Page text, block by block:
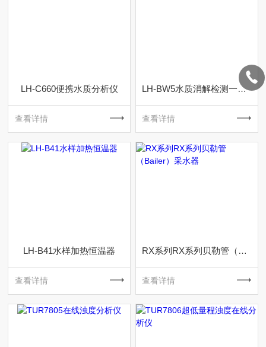
LH-C660便携水质分析仪
查看详情
LH-BW5水质消解检测一体机
查看详情
LH-B41水样加热恒温器
查看详情
RX系列RX系列贝勒管（Bailer）采水器
查看详情